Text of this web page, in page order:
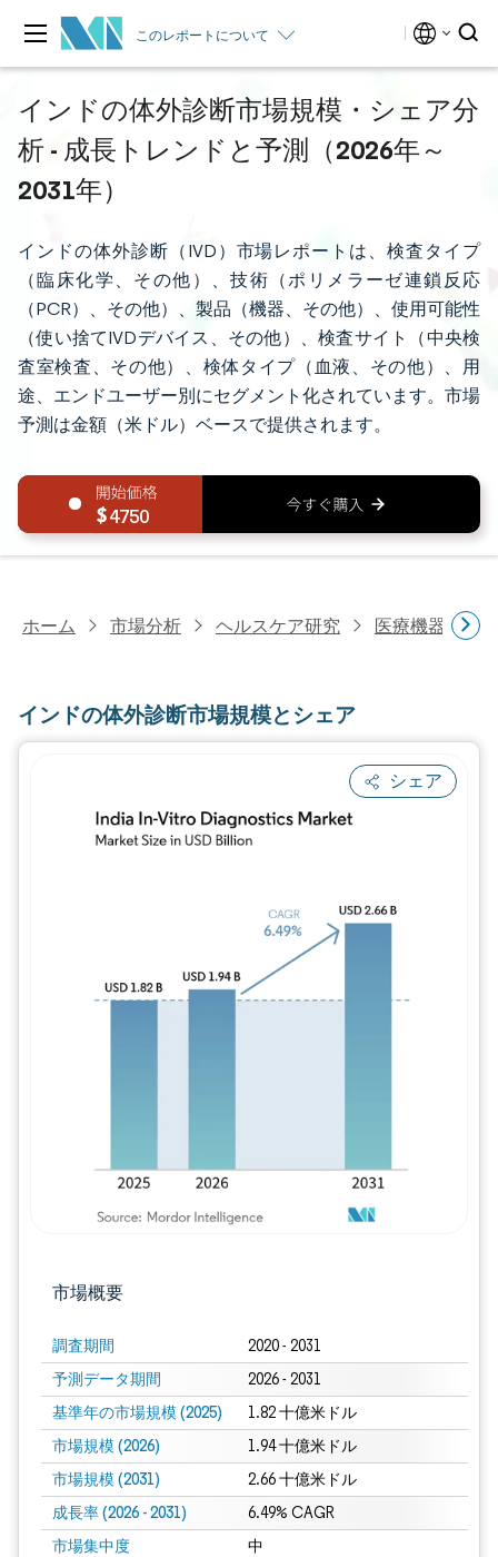
このレポートについて
インドの体外診断市場規模・シェア分
析 - 成長トレンドと予測（2026年～
2031年）
インドの体外診断（IVD）市場レポートは、検査タイプ
（臨床化学、その他）、技術（ポリメラーゼ連鎖反応
（PCR）、その他）、製品（機器、その他）、使用可能性
（使い捨てIVDデバイス、その他）、検査サイト（中央検
査室検査、その他）、検体タイプ（血液、その他）、用
途、エンドユーザー別にセグメント化されています。市場
予測は金額（米ドル）ベースで提供されます。
4750
ホーム 市場分析 ヘルスケア研究 医療機器研究
インドの体外診断市場規模とシェア
シェア
市場概要
調査期間 2020 - 2031
予測データ期間 2026 - 2031
基準年の市場規模 (2025) 1.82 十億米ドル
市場規模 (2026) 1.94 十億米ドル
市場規模 (2031) 2.66 十億米ドル
成長率 (2026 - 2031) 6.49% CAGR
市場集中度 中